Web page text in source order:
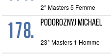
2° Masters 5 Femme
178. PODOROZNYJ MICHAEL
23° Masters 1 Homme